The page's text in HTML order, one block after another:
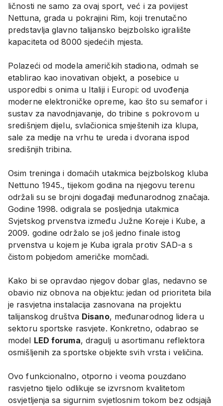
ličnosti ne samo za ovaj sport, već i za povijest
Nettuna, grada u pokrajini Rim, koji trenutačno
predstavlja glavno talijansko bejzbolsko igralište
kapaciteta od 8000 sjedećih mjesta.
Polazeći od modela američkih stadiona, odmah se
etablirao kao inovativan objekt, a posebice u
usporedbi s onima u Italiji i Europi: od uvođenja
moderne elektroničke opreme, kao što su semafor i
sustav za navodnjavanje, do tribine s pokrovom u
središnjem dijelu, svlačionica smještenih iza klupa,
sale za medije na vrhu te ureda i dvorana ispod
središnjih tribina.
Osim treninga i domaćih utakmica bejzbolskog kluba
Nettuno 1945., tijekom godina na njegovu terenu
održali su se brojni događaji međunarodnog značaja.
Godine 1998. odigrala se posljednja utakmica
Svjetskog prvenstva između Južne Koreje i Kube, a
2009. godine održalo se još jedno finale istog
prvenstva u kojem je Kuba igrala protiv SAD-a s
čistom pobjedom američke momčadi.
Kako bi se opravdao njegov dobar glas, nedavno se
obavio niz obnova na objektu: jedan od prioriteta bila
je rasvjetna instalacija zasnovana na projektu
talijanskog društva Disano, međunarodnog lidera u
sektoru sportske rasvjete. Konkretno, odabrao se
model LED foruma, dragulj u asortimanu reflektora
osmišljenih za sportske objekte svih vrsta i veličina.
Ovo funkcionalno, otporno i veoma pouzdano
rasvjetno tijelo odlikuje se izvrsnom kvalitetom
osvjetljenja sa sigurnim svjetlosnim tokom bez odsjajā